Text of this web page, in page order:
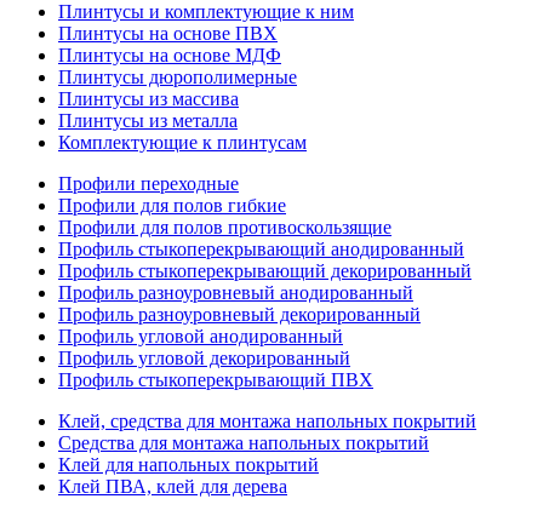
Плинтусы и комплектующие к ним
Плинтусы на основе ПВХ
Плинтусы на основе МДФ
Плинтусы дюрополимерные
Плинтусы из массива
Плинтусы из металла
Комплектующие к плинтусам
Профили переходные
Профили для полов гибкие
Профили для полов противоскользящие
Профиль стыкоперекрывающий анодированный
Профиль стыкоперекрывающий декорированный
Профиль разноуровневый анодированный
Профиль разноуровневый декорированный
Профиль угловой анодированный
Профиль угловой декорированный
Профиль стыкоперекрывающий ПВХ
Клей, средства для монтажа напольных покрытий
Средства для монтажа напольных покрытий
Клей для напольных покрытий
Клей ПВА, клей для дерева